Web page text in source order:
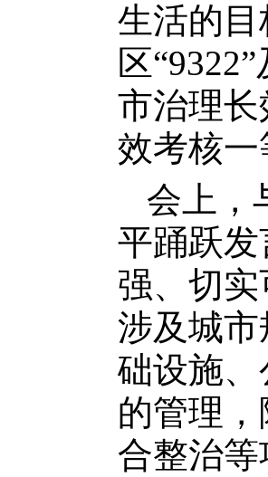
生活的
区
市治理
效考核
会上，
平踊跃
强、切
涉及城
础设施
的管理
合整治